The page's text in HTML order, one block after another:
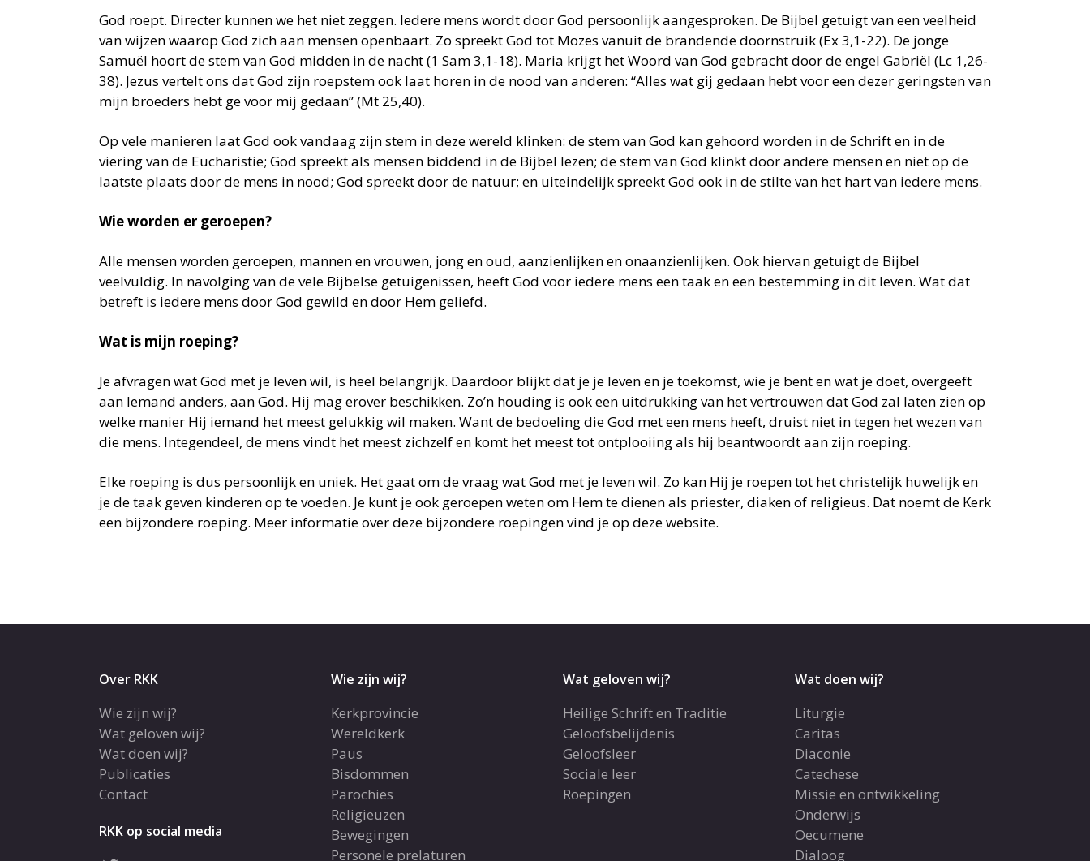
God roept. Directer kunnen we het niet zeggen. Iedere mens wordt door God persoonlijk aangesproken. De Bijbel getuigt van een veelheid
van wijzen waarop God zich aan mensen openbaart. Zo spreekt God tot Mozes vanuit de brandende doornstruik (Ex 3,1-22). De jonge
Samuël hoort de stem van God midden in de nacht (1 Sam 3,1-18). Maria krijgt het Woord van God gebracht door de engel Gabriël (Lc 1,26-
38). Jezus vertelt ons dat God zijn roepstem ook laat horen in de nood van anderen: “Alles wat gij gedaan hebt voor een dezer geringsten van
mijn broeders hebt ge voor mij gedaan” (Mt 25,40).
Op vele manieren laat God ook vandaag zijn stem in deze wereld klinken: de stem van God kan gehoord worden in de Schrift en in de
viering van de Eucharistie; God spreekt als mensen biddend in de Bijbel lezen; de stem van God klinkt door andere mensen en niet op de
laatste plaats door de mens in nood; God spreekt door de natuur; en uiteindelijk spreekt God ook in de stilte van het hart van iedere mens.
Wie worden er geroepen?
Alle mensen worden geroepen, mannen en vrouwen, jong en oud, aanzienlijken en onaanzienlijken. Ook hiervan getuigt de Bijbel
veelvuldig. In navolging van de vele Bijbelse getuigenissen, heeft God voor iedere mens een taak en een bestemming in dit leven. Wat dat
betreft is iedere mens door God gewild en door Hem geliefd.
Wat is mijn roeping?
Je afvragen wat God met je leven wil, is heel belangrijk. Daardoor blijkt dat je je leven en je toekomst, wie je bent en wat je doet, overgeeft
aan Iemand anders, aan God. Hij mag erover beschikken. Zo’n houding is ook een uitdrukking van het vertrouwen dat God zal laten zien op
welke manier Hij iemand het meest gelukkig wil maken. Want de bedoeling die God met een mens heeft, druist niet in tegen het wezen van
die mens. Integendeel, de mens vindt het meest zichzelf en komt het meest tot ontplooiing als hij beantwoordt aan zijn roeping.
Elke roeping is dus persoonlijk en uniek. Het gaat om de vraag wat God met je leven wil. Zo kan Hij je roepen tot het christelijk huwelijk en
je de taak geven kinderen op te voeden. Je kunt je ook geroepen weten om Hem te dienen als priester, diaken of religieus. Dat noemt de Kerk
een bijzondere roeping. Meer informatie over deze bijzondere roepingen vind je op deze website.
Over RKK
Wie zijn wij?
Wat geloven wij?
Wat doen wij?
Publicaties
Contact
RKK op social media
Wie zijn wij?
Kerkprovincie
Wereldkerk
Paus
Bisdommen
Parochies
Religieuzen
Bewegingen
Personele prelaturen
Wat geloven wij?
Heilige Schrift en Traditie
Geloofsbelijdenis
Geloofsleer
Sociale leer
Roepingen
Wat doen wij?
Liturgie
Caritas
Diaconie
Catechese
Missie en ontwikkeling
Onderwijs
Oecumene
Dialoog